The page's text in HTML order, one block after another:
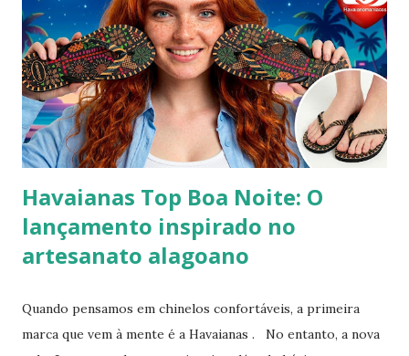
Percebendo esse movimento de resgate retrô com toque
contemporâneo, a Havaianas trouxe uma inovação que une
o melhor dos dois mundos. O Chinelo Havaianas Top
Scrunchie surge exatamente como essa resposta
fashionista: a fusão impecável da lendária sola de borracha
Havaianas com tiras revestidas de tecido drapeado com
toqu...
Havaianas Top Boa Noite: O
lançamento inspirado no
artesanato alagoano
Quando pensamos em chinelos confortáveis, a primeira
marca que vem à mente é a Havaianas . No entanto, a nova